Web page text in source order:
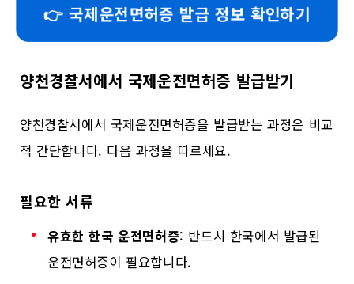
👉 국제운전면허증 발급 정보 확인하기
양천경찰서에서 국제운전면허증 발급받기
양천경찰서에서 국제운전면허증을 발급받는 과정은 비교
적 간단합니다. 다음 과정을 따르세요.
필요한 서류
유효한 한국 운전면허증: 반드시 한국에서 발급된
운전면허증이 필요합니다.